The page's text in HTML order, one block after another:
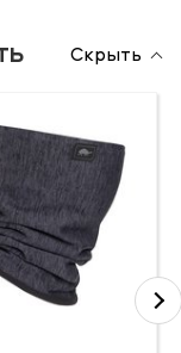
Скрыть